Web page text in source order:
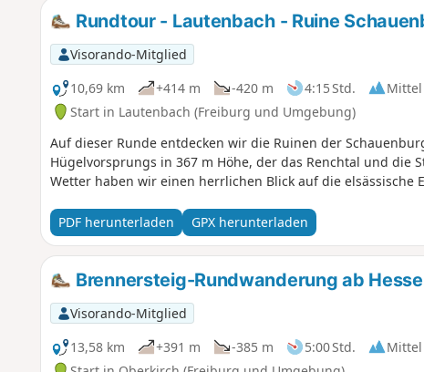
Rundtour - Lautenbach - Ruine
Visorando-Mitglied
10,69 km
+414 m -420 m 4:15 Std.
Mittel
Start in Lautenbach (Freiburg und Umgebung)
Auf dieser Runde entdecken wir die Ruinen der
Hügelvorsprungs in 367 m Höhe, der das Renchtal und die
Wetter haben wir einen herrlichen Blick auf die elsässische
PDF herunterladen GPX herunterladen
Brennersteig-Rundwanderung ab
Visorando-Mitglied
13,58 km
+391 m -385 m 5:00 Std.
Mittel